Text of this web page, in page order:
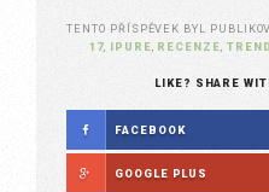
TENTO PŘÍSPĚVEK BYL
17 IPURE RECENZE
LIKE? SHARE
FACEBOOK
GOOGLE PLUS